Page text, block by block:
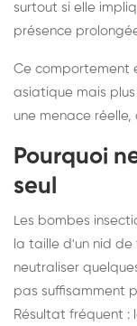
surtout si elle
présence
Ce comportement
asiatique mais
une menace
Pourquoi
seul
Les bombes
la taille d'un nid de
neutraliser
pas suffisamment
Résultat fréquent :